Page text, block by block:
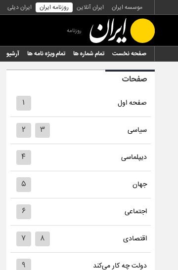
موسسه ایران ایران آنلاین روزنامه ایران ایران دیلی
روزنامه
صفحه نخست تمام شماره ها تمام ویژه نامه ها آرشیو
صفحات
صفحه اول ۱
سیاسی ۲ ۳
دیپلماسی ۴
جهان ۵
اجتماعی ۶
اقتصادی ۷ ۸
دولت چه کار می‌کند ۹